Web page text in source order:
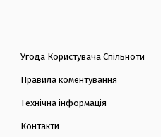
Угода Користувача Спільноти
Правила коментування
Технічна інформація
Контакти